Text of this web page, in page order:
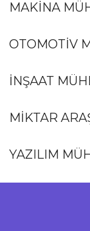
MAKİNA
OTOMOTİV
İNŞAAT
MİKTAR
YAZILIM